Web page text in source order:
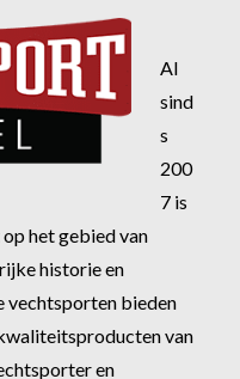
Al
sind
s
200
7 is
het gebied van
historie en
vechtsporten bieden
van
en